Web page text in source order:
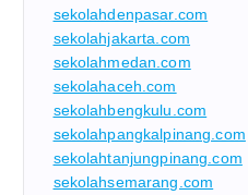
sekolahdenpasar.com
sekolahjakarta.com
sekolahmedan.com
sekolahaceh.com
sekolahbengkulu.com
sekolahpangkalpinang.com
sekolahtanjungpinang.com
sekolahsemarang.com